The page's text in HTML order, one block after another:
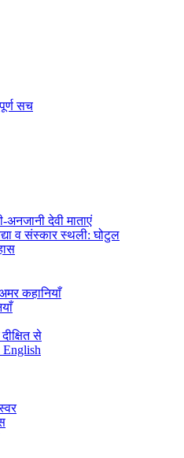
सच
अनजानी देवी माताएं
व संस्कार स्थली: घोटुल
कहानियाँ
से